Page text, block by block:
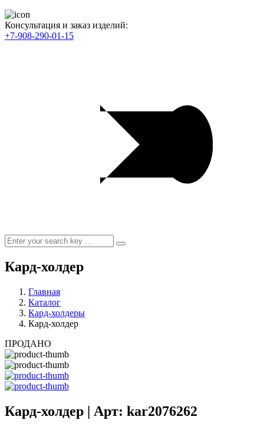
Консультация и заказ изделий:
+7-908-290-01-15
Кард-холдер
Главная
Каталог
Кард-холдеры
Кард-холдер
ПРОДАНО
Кард-холдер | Арт: kar2076262